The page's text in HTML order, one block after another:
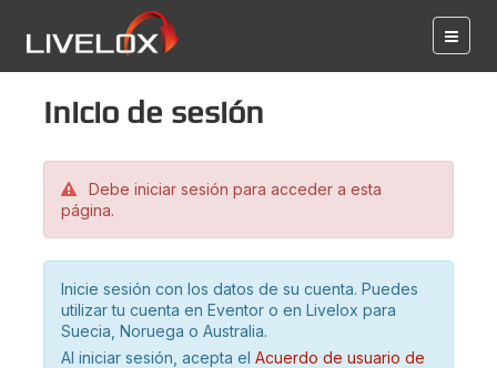
Inicio de sesión
Debe iniciar sesión para acceder a esta
página.
Inicie sesión con los datos de su cuenta. Puedes
utilizar tu cuenta en Eventor o en Livelox para
Suecia, Noruega o Australia.
Al iniciar sesión, acepta el Acuerdo de usuario de